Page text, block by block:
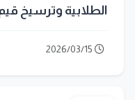
الطلابية وترسيخ